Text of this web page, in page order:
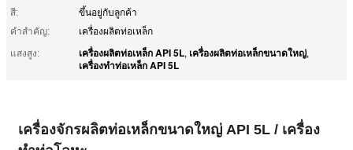
สี:
ขึ้นอยู่กับลูกค้า
คำสำคัญ:
เครื่องผลิตท่อเหล็ก
แสงสูง:
เครื่องผลิตท่อเหล็ก API 5L, เครื่องผลิตท่อเหล็กขนาดใหญ่,
เครื่องทําท่อเหล็ก API 5L
เครื่องจักรผลิตท่อเหล็กขนาดใหญ่ API 5L / เครื่อง